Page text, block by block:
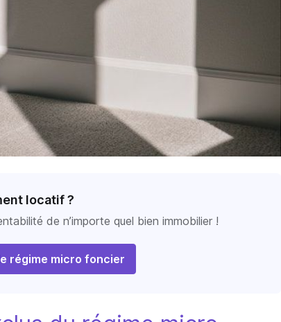
locatif ?
de n’importe quel bien immobilier !
régime micro foncier